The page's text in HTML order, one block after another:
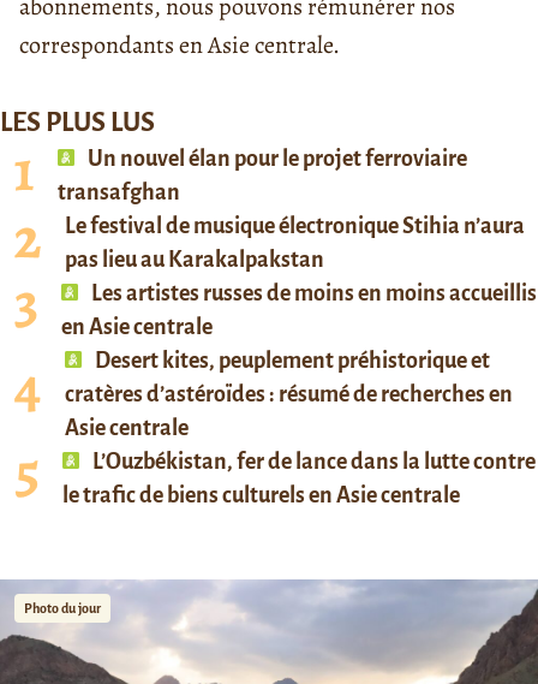
abonnements, nous pouvons rémunérer nos
correspondants en Asie centrale.
LES PLUS LUS
Un nouvel élan pour le projet ferroviaire
transafghan
Le festival de musique électronique Stihia n’aura
pas lieu au Karakalpakstan
Les artistes russes de moins en moins accueillis
en Asie centrale
Desert kites, peuplement préhistorique et
cratères d’astéroïdes : résumé de recherches en
Asie centrale
L’Ouzbékistan, fer de lance dans la lutte contre
le trafic de biens culturels en Asie centrale
Photo du jour